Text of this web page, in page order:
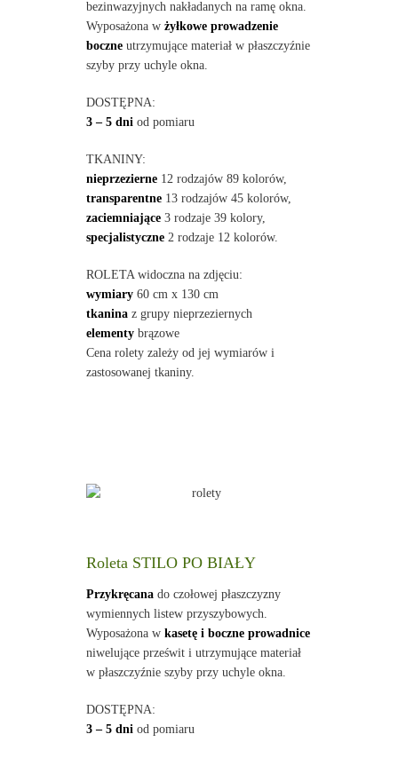
bezinwazyjnych nakładanych na ramę okna.
Wyposażona w żyłkowe prowadzenie
boczneutrzymujące materiał w płaszczyźnie
szyby przy uchyle okna.
DOSTĘPNA:
3 – 5 dni od pomiaru
TKANINY:
nieprzezierne12 rodzajów 89 kolorów,
transparentne13 rodzajów 45 kolorów,
zaciemniające3 rodzaje 39 kolory,
specjalistyczne2 rodzaje 12 kolorów.
ROLETA widoczna na zdjęciu:
wymiary60 cm x 130 cm
tkaninaz grupy nieprzeziernych
elementybrązowe
Cena rolety zależy od jej wymiarów i
zastosowanej tkaniny.
Roleta STILO PO BIAŁY
Przykręcanado czołowej płaszczyzny
wymiennych listew przyszybowych.
Wyposażona w kasetę i boczne prowadnice
niwelujące prześwit i utrzymujące materiał
w płaszczyźnie szyby przy uchyle okna.
DOSTĘPNA:
3 – 5 dni od pomiaru